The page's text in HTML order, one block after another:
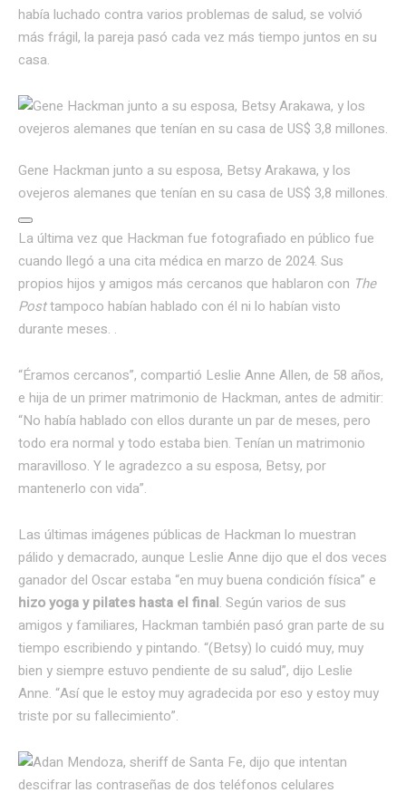
había luchado contra varios problemas de salud, se volvió
más frágil, la pareja pasó cada vez más tiempo juntos en su
casa.
Gene Hackman junto a su esposa, Betsy Arakawa, y los
ovejeros alemanes que tenían en su casa de US$ 3,8 millones.
La última vez que Hackman fue fotografiado en público fue
cuando llegó a una cita médica en marzo de 2024. Sus
propios hijos y amigos más cercanos que hablaron con The
Posttampoco habían hablado con él ni lo habían visto
durante meses. .
“Éramos cercanos”, compartió Leslie Anne Allen, de 58 años,
e hija de un primer matrimonio de Hackman, antes de admitir:
“No había hablado con ellos durante un par de meses, pero
todo era normal y todo estaba bien. Tenían un matrimonio
maravilloso. Y le agradezco a su esposa, Betsy, por
mantenerlo con vida”.
Las últimas imágenes públicas de Hackman lo muestran
pálido y demacrado, aunque Leslie Anne dijo que el dos veces
ganador del Oscar estaba “en muy buena condición física” e
hizo yoga y pilates hasta el final. Según varios de sus
amigos y familiares, Hackman también pasó gran parte de su
tiempo escribiendo y pintando. “(Betsy) lo cuidó muy, muy
bien y siempre estuvo pendiente de su salud”, dijo Leslie
Anne. “Así que le estoy muy agradecida por eso y estoy muy
triste por su fallecimiento”.